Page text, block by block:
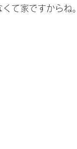
て家ですからね。